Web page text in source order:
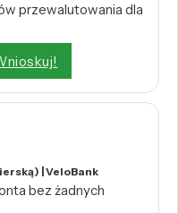
przewalutowania dla
| VeloBank
bez żadnych